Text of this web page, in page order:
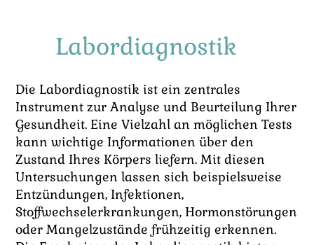
Labordiagnostik
Die Labordiagnostik ist ein zentrales
Instrument zur Analyse und Beurteilung Ihrer
Gesundheit. Eine Vielzahl an möglichen Tests
kann wichtige Informationen über den
Zustand Ihres Körpers liefern. Mit diesen
Untersuchungen lassen sich beispielsweise
Entzündungen, Infektionen,
Stoffwechselerkrankungen, Hormonstörungen
oder Mangelzustände frühzeitig erkennen.